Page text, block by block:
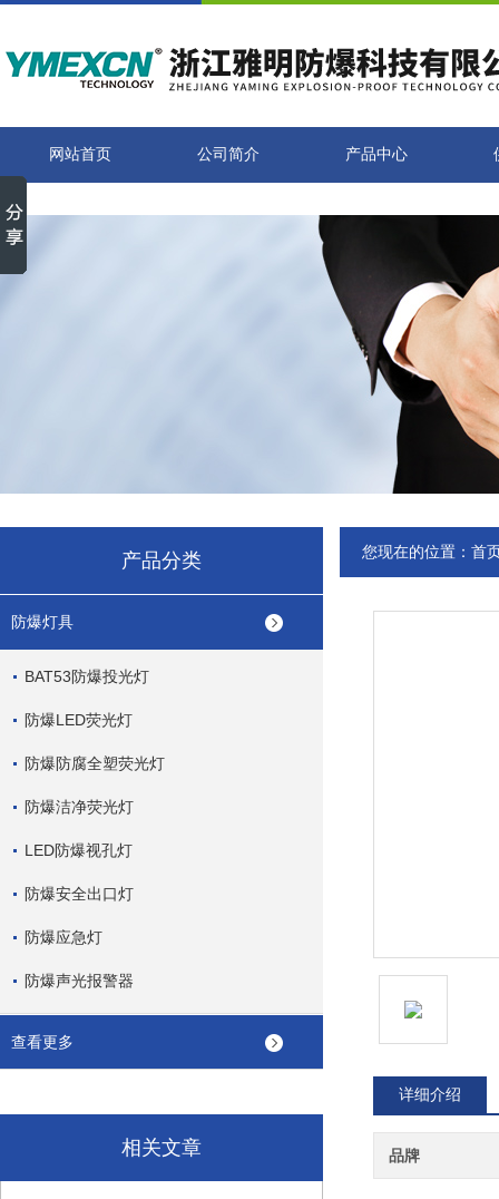
网站首页 公司简介 产品中心
产品分类
防爆灯具
BAT53防爆投光灯
防爆LED荧光灯
防爆防腐全塑荧光灯
防爆洁净荧光灯
LED防爆视孔灯
防爆安全出口灯
防爆应急灯
防爆声光报警器
查看更多
相关文章
您现在的位置： 首
详细介绍
品牌